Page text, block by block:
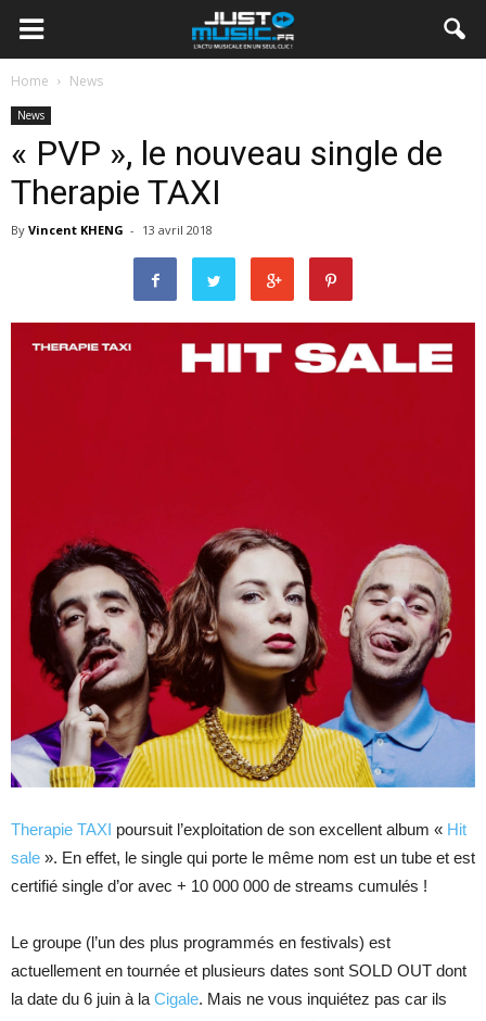
Home News
News
« PVP », le nouveau single de
Therapie TAXI
By Vincent KHENG - 13 avril 2018
Therapie TAXI poursuit l’exploitation de son excellent album « Hit
sale ». En effet, le single qui porte le même nom est un tube et est
certifié single d’or avec + 10 000 000 de streams cumulés !
Le groupe (l’un des plus programmés en festivals) est
actuellement en tournée et plusieurs dates sont SOLD OUT dont
la date du 6 juin à la Cigale. Mais ne vous inquiétez pas car ils